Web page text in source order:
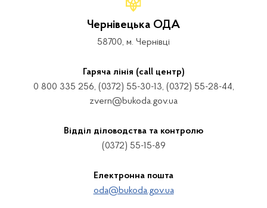
Чернівецька ОДА
58700, м. Чернівці
Гаряча лінія (call центр)
0 800 335 256, (0372) 55-30-13, (0372) 55-28-44,
zvern@bukoda.gov.ua
Відділ діловодства та контролю
(0372) 55-15-89
Електронна пошта
oda@bukoda.gov.ua